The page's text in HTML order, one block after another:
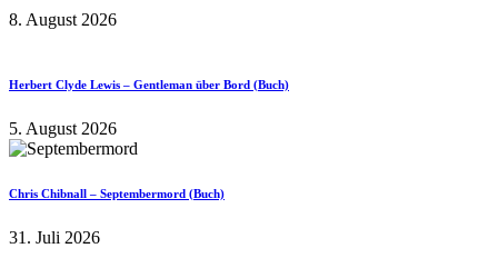
8. August 2026
Herbert Clyde Lewis – Gentleman über Bord (Buch)
5. August 2026
Chris Chibnall – Septembermord (Buch)
31. Juli 2026